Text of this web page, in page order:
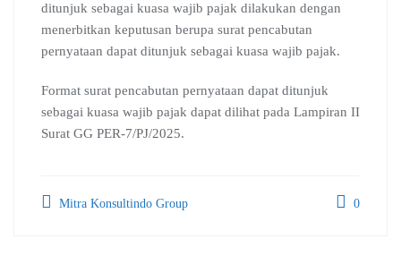
ditunjuk sebagai kuasa wajib pajak dilakukan dengan
menerbitkan keputusan berupa surat pencabutan
pernyataan dapat ditunjuk sebagai kuasa wajib pajak.
Format surat pencabutan pernyataan dapat ditunjuk
sebagai kuasa wajib pajak dapat dilihat pada Lampiran II
Surat GG PER-7/PJ/2025.
Mitra Konsultindo Group 0